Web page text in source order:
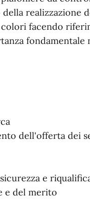
facendo
dell'offerta dei
e
e del merito